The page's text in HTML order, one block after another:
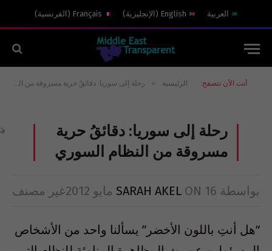
العربية English
( الإنجليزية)
Français
( الفرنسية)
أنت الآن تتصفح: الرئيسية » رحلة إلى سوريا: دقائقُ حرية مسروقة من النظام السوري
رحلة إلى سوريا: دقائقُ حرية
مسروقة من النظام السوري
بواسطة SARAH AKEL ON 16 مايو 2012 غير مصنف
“هل أنتِ باللون الأخضر” يسألنا واحد من الأشخاص